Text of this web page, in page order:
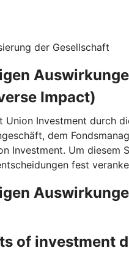
der Gesellschaft
Impact)
Union Investment
dem
Investment. Um
fest
of investment